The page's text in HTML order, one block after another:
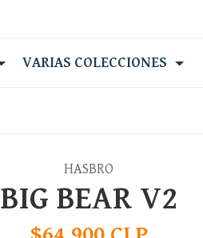
VARIAS COLECCIONES
HASBRO
BIG BEAR V2